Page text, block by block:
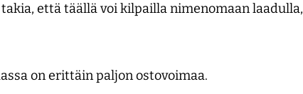
että täällä voi kilpailla nimenomaan laadulla,
on erittäin paljon ostovoimaa.